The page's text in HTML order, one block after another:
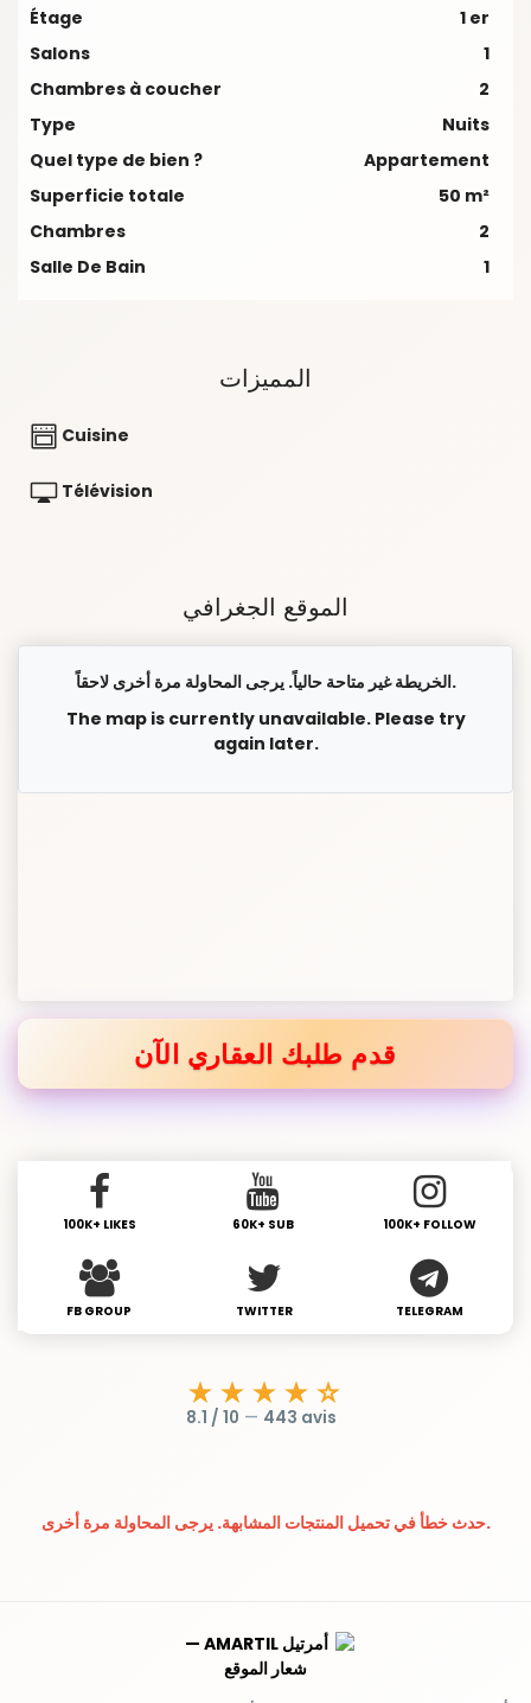
Étage
1 er
Salons
1
Chambres à coucher
2
Type
Nuits
Quel type de bien ?
Appartement
Superficie totale
50 m²
Chambres
2
Salle De Bain
1
المميزات
Cuisine
Télévision
الموقع الجغرافي
الخريطة غير متاحة حالياً. يرجى المحاولة مرة أخرى لاحقاً.
The map is currently unavailable. Please try
again later.
قدم طلبك العقاري الآن
100K+ LIKES 60K+ SUB 100K+ FOLLOW
FB GROUP TWITTER TELEGRAM
★★★★☆
8.1 / 10 — 443 avis
حدث خطأ في تحميل المنتجات المشابهة. يرجى المحاولة مرة أخرى.